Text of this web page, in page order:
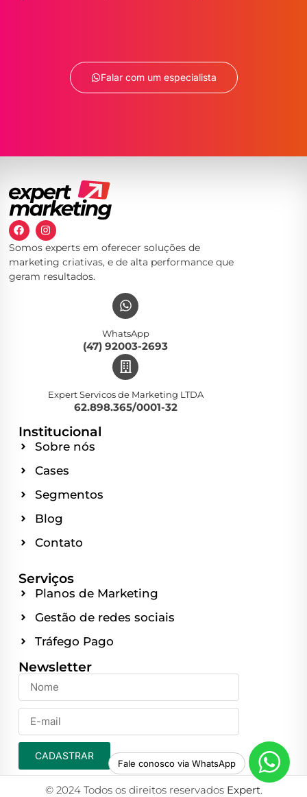
Fale conosco via WhatsApp
Falar com um especialista
Somos experts em oferecer soluções de
marketing criativas, e de alta performance que
geram resultados.
WhatsApp
(47) 92003-2693
Expert Servicos de Marketing LTDA
62.898.365/0001-32
Institucional
Sobre nós
Cases
Segmentos
Blog
Contato
Serviços
Planos de Marketing
Gestão de redes sociais
Tráfego Pago
Newsletter
CADASTRAR
© 2024 Todos os direitos reservados Expert.